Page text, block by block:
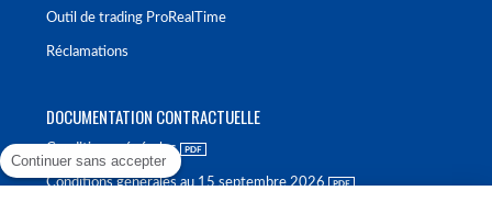
Outil de trading ProRealTime
Réclamations
DOCUMENTATION CONTRACTUELLE
Conditions générales
Conditions générales au 15 septembre 2026
Continuer sans accepter